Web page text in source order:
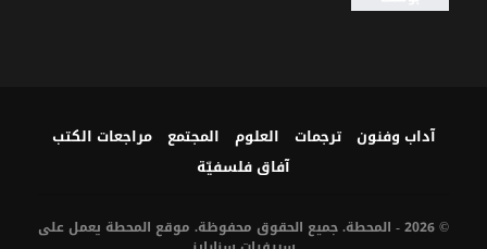
آداب وفنون ترجمات العلوم المجتمع
مراجعات الكتب
آفاق فلسفيّة‎
© 2026 - المحطة. جميع الحقوق محفوظة. موقع المحطة يعمل على